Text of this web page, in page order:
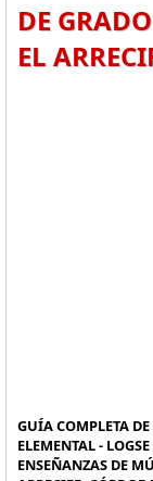
DE
EL
GUÍA COMPLETA
ELEMENTAL -
ENSEÑANZAS DE